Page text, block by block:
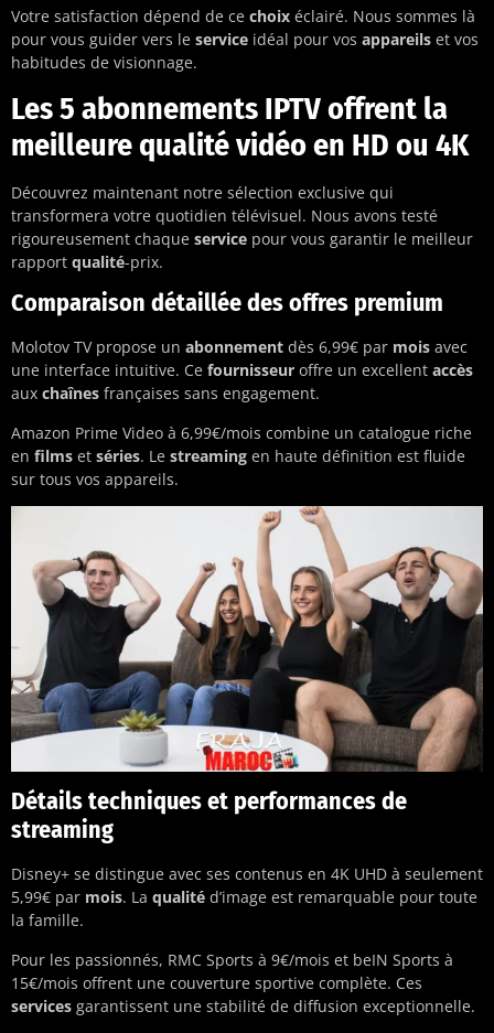
Votre satisfaction dépend de ce choix éclairé. Nous sommes là
pour vous guider vers le service idéal pour vos appareils et vos
habitudes de visionnage.
Les 5 abonnements IPTV offrent la
meilleure qualité vidéo en HD ou 4K
Découvrez maintenant notre sélection exclusive qui
transformera votre quotidien télévisuel. Nous avons testé
rigoureusement chaque service pour vous garantir le meilleur
rapport qualité-prix.
Comparaison détaillée des offres premium
Molotov TV propose un abonnement dès 6,99€ par mois avec
une interface intuitive. Ce fournisseur offre un excellent accès
aux chaînes françaises sans engagement.
Amazon Prime Video à 6,99€/mois combine un catalogue riche
en films et séries. Le streaming en haute définition est fluide
sur tous vos appareils.
Détails techniques et performances de
streaming
Disney+ se distingue avec ses contenus en 4K UHD à seulement
5,99€ par mois. La qualité d’image est remarquable pour toute
la famille.
Pour les passionnés, RMC Sports à 9€/mois et beIN Sports à
15€/mois offrent une couverture sportive complète. Ces
services garantissent une stabilité de diffusion exceptionnelle.